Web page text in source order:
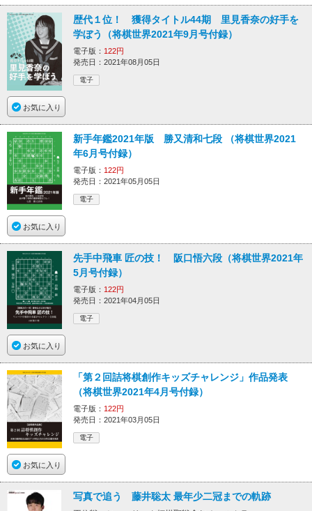
お気に入り
歴代１位！ 獲得タイトル44期 里見香奈の好手を
学ぼう（将棋世界2021年9月号付録）
電子版： 122円
発売日：2021年08月05日
電子
お気に入り
新手年鑑2021年版 勝又清和七段 （将棋世界2021
年6月号付録）
電子版： 122円
発売日：2021年05月05日
電子
お気に入り
先手中飛車 匠の技！ 阪口悟六段（将棋世界2021年
5月号付録）
電子版： 122円
発売日：2021年04月05日
電子
お気に入り
「第２回詰将棋創作キッズチャレンジ」作品発表
（将棋世界2021年4月号付録）
電子版： 122円
発売日：2021年03月05日
電子
写真で追う 藤井聡太 最年少二冠までの軌跡